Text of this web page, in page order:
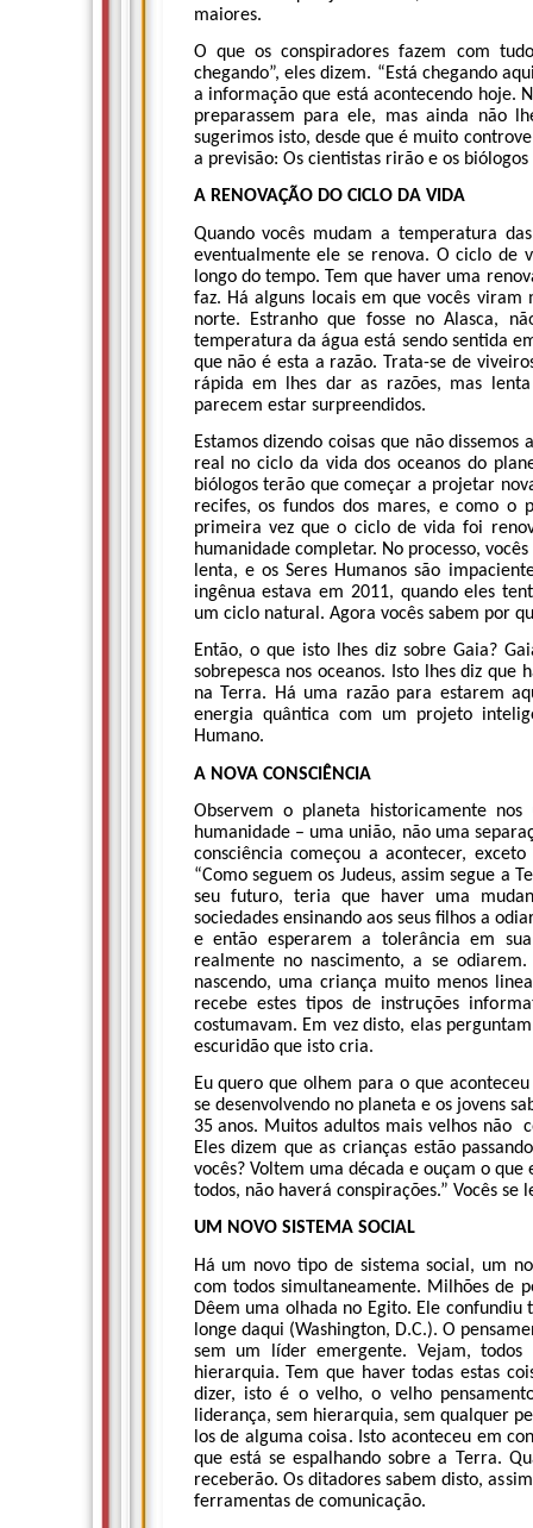
maiores.
O que os conspiradores fazem com
chegando”, eles dizem. “Está chegando
a informação que está acontecendo hoje.
preparassem para ele, mas ainda não
sugerimos isto, desde que é muito
a previsão: Os cientistas rirão e os
A RENOVAÇÃO DO CICLO DA VIDA
Quando vocês mudam a temperatura
eventualmente ele se renova. O ciclo
longo do tempo. Tem que haver uma
faz. Há alguns locais em que vocês
norte. Estranho que fosse no Alasca,
temperatura da água está sendo sentida
que não é esta a razão. Trata-se de
rápida em lhes dar as razões, mas
parecem estar surpreendidos.
Estamos dizendo coisas que não
real no ciclo da vida dos oceanos do
biólogos terão que começar a projetar
recifes, os fundos dos mares, e como o
primeira vez que o ciclo de vida foi
humanidade completar. No processo,
lenta, e os Seres Humanos são
ingênua estava em 2011, quando eles
um ciclo natural. Agora vocês sabem por
Então, o que isto lhes diz sobre Gaia?
sobrepesca nos oceanos. Isto lhes diz que
na Terra. Há uma razão para estarem
energia quântica com um projeto
Humano.
A NOVA CONSCIÊNCIA
Observem o planeta historicamente
humanidade – uma união, não uma
consciência começou a acontecer,
“Como seguem os Judeus, assim segue a
seu futuro, teria que haver uma
sociedades ensinando aos seus filhos a
e então esperarem a tolerância em
realmente no nascimento, a se
nascendo, uma criança muito menos
recebe estes tipos de instruções
costumavam. Em vez disto, elas
escuridão que isto cria.
Eu quero que olhem para o que
se desenvolvendo no planeta e os jovens
35 anos. Muitos adultos mais velhos não
Eles dizem que as crianças estão
vocês? Voltem uma década e ouçam o
todos, não haverá conspirações.” Vocês se
UM NOVO SISTEMA SOCIAL
Há um novo tipo de sistema social, um
com todos simultaneamente. Milhões de
Dêem uma olhada no Egito. Ele confundiu
longe daqui (Washington, D.C.). O
sem um líder emergente. Vejam,
hierarquia. Tem que haver todas estas
dizer, isto é o velho, o velho
liderança, sem hierarquia, sem qualquer
los de alguma coisa. Isto aconteceu em
que está se espalhando sobre a Terra.
receberão. Os ditadores sabem disto,
ferramentas de comunicação.